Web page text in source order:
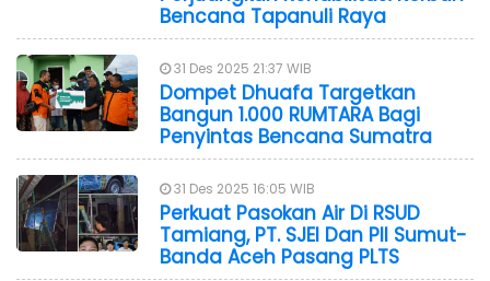
Bencana Tapanuli Raya
31 Des 2025 21:37 WIB
Dompet Dhuafa Targetkan
Bangun 1.000 RUMTARA Bagi
Penyintas Bencana Sumatra
31 Des 2025 16:05 WIB
Perkuat Pasokan Air Di RSUD
Tamiang, PT. SJEI Dan PII Sumut-
Banda Aceh Pasang PLTS